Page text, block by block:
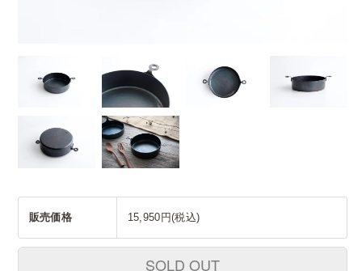
販売価格 15,950円(税込)
SOLD OUT